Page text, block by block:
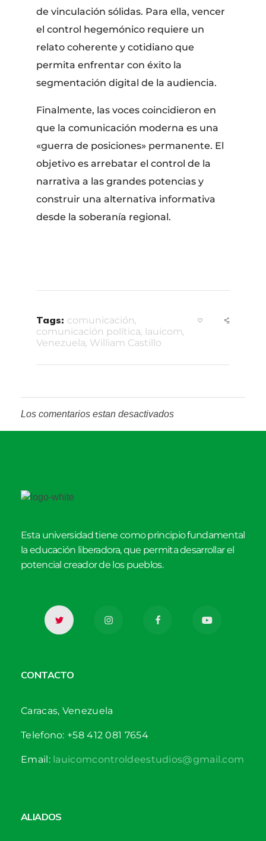
de vinculación sólidas. Para ella, vencer
el control hegemónico requiere un
relato coherente y cotidiano que
permita enfrentar con éxito la
segmentación digital de la audiencia.
​Finalmente, las voces coincidieron en
que la comunicación moderna es una
«guerra de posiciones» permanente. El
objetivo es arrebatar el control de la
narrativa a las grandes potencias y
construir una alternativa informativa
desde la soberanía regional.
Tags: comunicación
comunicación política lauicom
Venezuela William Castillo
Los comentarios estan desactivados
Esta universidad tiene como principio fundamental
la educación liberadora, que permita desarrollar el
potencial creador de los pueblos.
CONTACTO
Caracas, Venezuela
Telefono: +58 412 081 7654
Email:lauicomcontroldeestudios@gmail.com
ALIADOS